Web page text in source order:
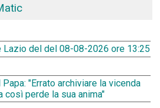
Lazio del del 08-08-2026 ore 13:25
"Errato archiviare la vicenda
così perde la sua anima"